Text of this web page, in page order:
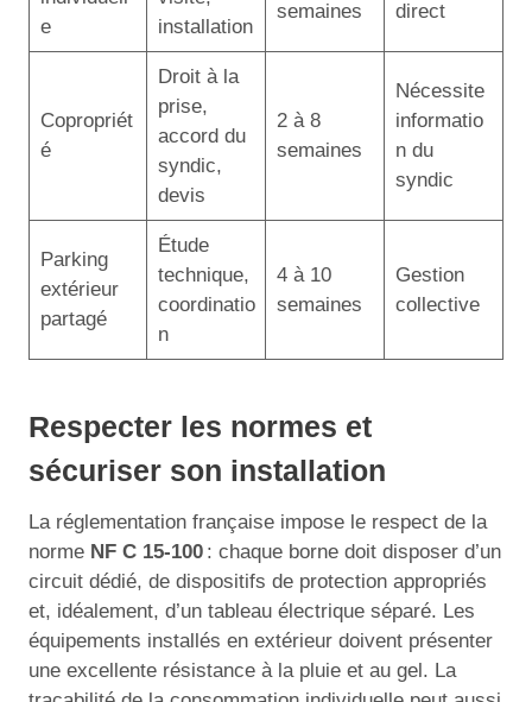
e
installation
semaines direct
Copropriét
é
Droit à la
prise,
accord du
syndic,
devis
2 à 8
semaines
Nécessite
informatio
n du
syndic
Parking
extérieur
partagé
Étude
technique,
coordinatio
n
4 à 10
semaines
Gestion
collective
Respecter les normes et
sécuriser son installation
La réglementation française impose le respect de la
norme NF C 15-100 : chaque borne doit disposer d’un
circuit dédié, de dispositifs de protection appropriés
et, idéalement, d’un tableau électrique séparé. Les
équipements installés en extérieur doivent présenter
une excellente résistance à la pluie et au gel. La